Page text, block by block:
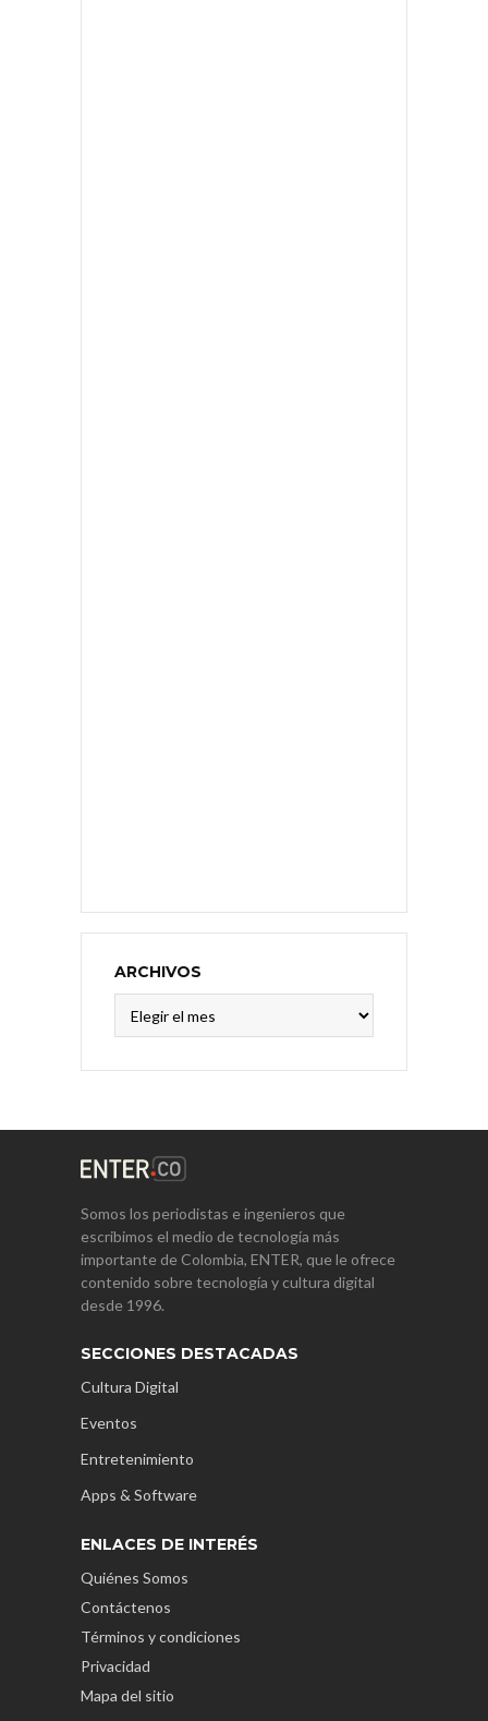
ARCHIVOS
Somos los periodistas e ingenieros que
escribimos el medio de tecnología más
importante de Colombia, ENTER, que le ofrece
contenido sobre tecnología y cultura digital
desde 1996.
SECCIONES DESTACADAS
Cultura Digital
Eventos
Entretenimiento
Apps & Software
ENLACES DE INTERÉS
Quiénes Somos
Contáctenos
Términos y condiciones
Privacidad
Mapa del sitio